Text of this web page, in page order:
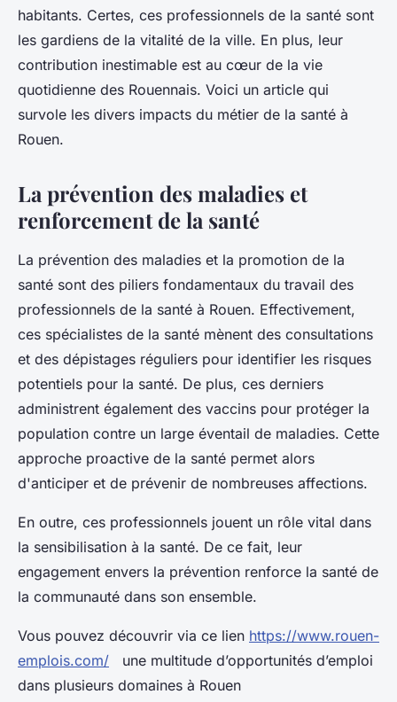
habitants. Certes, ces professionnels de la santé sont
les gardiens de la vitalité de la ville. En plus, leur
contribution inestimable est au cœur de la vie
quotidienne des Rouennais. Voici un article qui
survole les divers impacts du métier de la santé à
Rouen.
La prévention des maladies et
renforcement de la santé
La prévention des maladies et la promotion de la
santé sont des piliers fondamentaux du travail des
professionnels de la santé à Rouen. Effectivement,
ces spécialistes de la santé mènent des consultations
et des dépistages réguliers pour identifier les risques
potentiels pour la santé. De plus, ces derniers
administrent également des vaccins pour protéger la
population contre un large éventail de maladies. Cette
approche proactive de la santé permet alors
d'anticiper et de prévenir de nombreuses affections.
En outre, ces professionnels jouent un rôle vital dans
la sensibilisation à la santé. De ce fait, leur
engagement envers la prévention renforce la santé de
la communauté dans son ensemble.
Vous pouvez découvrir via ce lien https://www.rouen-
emplois.com/ une multitude d’opportunités d’emploi
dans plusieurs domaines à Rouen